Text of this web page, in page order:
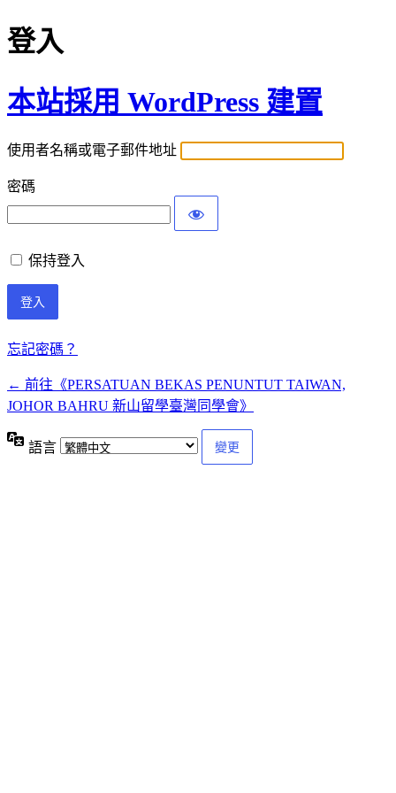
登入
本站採用 WordPress 建置
使用者名稱或電子郵件地址
密碼
保持登入
忘記密碼？
← 前往《PERSATUAN BEKAS PENUNTUT TAIWAN,
JOHOR BAHRU 新山留學臺灣同學會》
語言